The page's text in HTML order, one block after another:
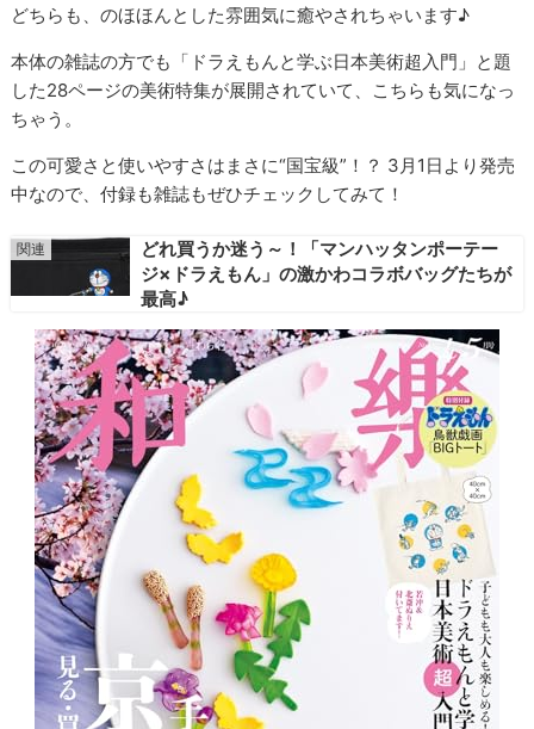
どちらも、のほほんとした雰囲気に癒やされちゃいます♪
本体の雑誌の方でも「ドラえもんと学ぶ日本美術超入門」と題
した28ページの美術特集が展開されていて、こちらも気になっ
ちゃう。
この可愛さと使いやすさはまさに“国宝級”！？ 3月1日より発売
中なので、付録も雑誌もぜひチェックしてみて！
どれ買うか迷う～！「マンハッタンポーテー
ジ×ドラえもん」の激かわコラボバッグたちが
最高♪